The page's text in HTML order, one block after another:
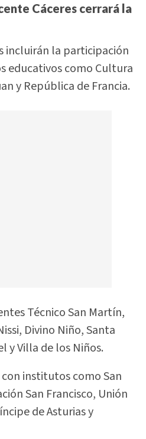
Cáceres cerrará la
incluirán la participación
educativos como Cultura
y República de Francia.
Técnico San Martín,
Divino Niño, Santa
y Villa de los Niños.
institutos como San
San Francisco, Unión
de Asturias y